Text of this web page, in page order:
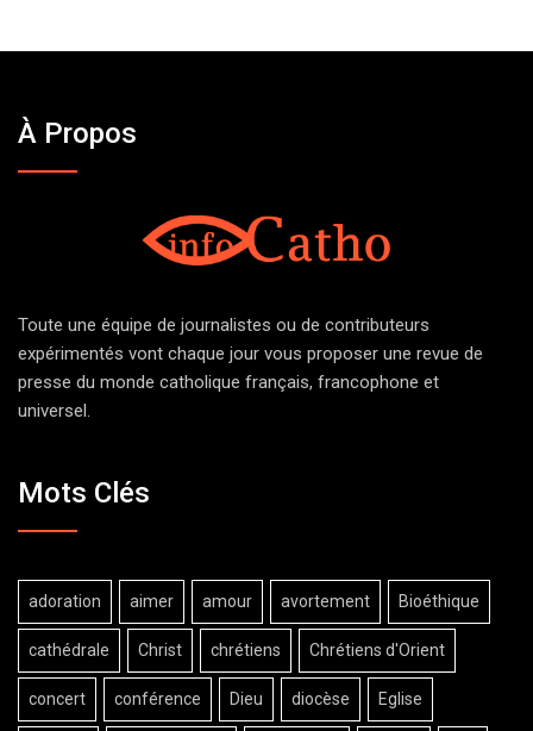
À Propos
Toute une équipe de journalistes ou de contributeurs
expérimentés vont chaque jour vous proposer une revue de
presse du monde catholique français, francophone et
universel.
Mots Clés
adoration aimer amour avortement Bioéthique
cathédrale Christ chrétiens Chrétiens d'Orient
concert conférence Dieu diocèse Eglise